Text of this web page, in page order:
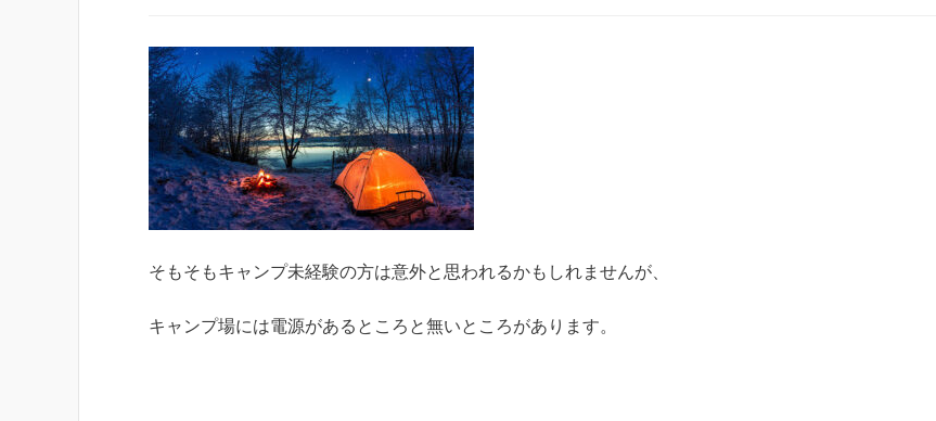
そもそもキャンプ未経験の方は意外と思われるかもしれませんが、
キャンプ場には電源があるところと無いところがあります。